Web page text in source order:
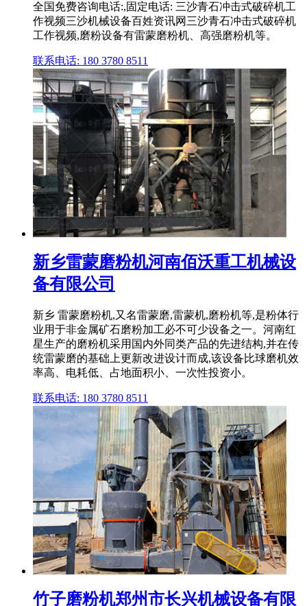
全国免费咨询电话:,固定电话: 三沙青石冲击式破碎机工
作视频三沙机械设备百姓资讯网三沙青石冲击式破碎机
工作视频,磨粉设备有雷蒙磨粉机、高强磨粉机等。
联系电话: 180 3780 8511
新乡雷蒙磨粉机河南佰沃重工机械设
备有限公司
新乡 雷蒙磨粉机,又名雷蒙磨,雷蒙机,磨粉机等,是粉体行
业用于非金属矿石磨粉加工必不可少设备之一。河南红
星生产的磨粉机采用国内外同类产品的先进结构,并在传
统雷蒙磨的基础上更新改进设计而成,该设备比球磨机效
率高、电耗低、占地面积小、一次性投资小。
联系电话: 180 3780 8511
竹子磨粉机郑州市长兴机械设备有限